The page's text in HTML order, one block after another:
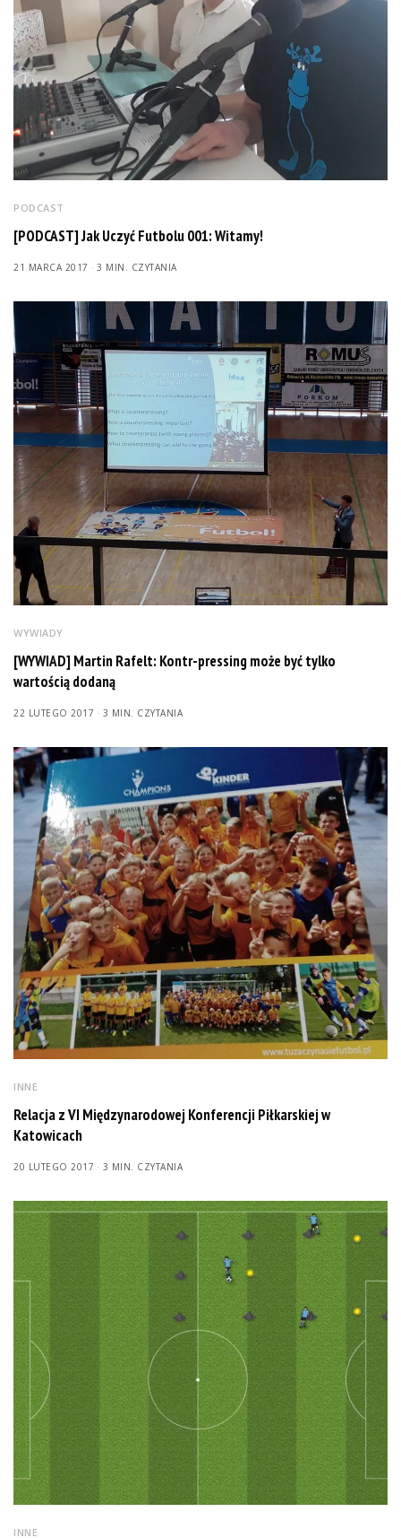
PODCAST
[PODCAST] Jak Uczyć Futbolu 001: Witamy!
21 MARCA 2017 3 MIN. CZYTANIA
WYWIADY
[WYWIAD] Martin Rafelt: Kontr-pressing może być tylko
wartością dodaną
22 LUTEGO 2017 3 MIN. CZYTANIA
INNE
Relacja z VI Międzynarodowej Konferencji Piłkarskiej w
Katowicach
20 LUTEGO 2017 3 MIN. CZYTANIA
INNE